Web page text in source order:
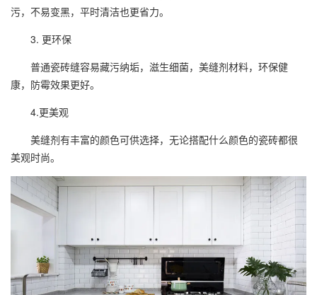
污，不易变黑，平时清洁也更省力。
3. 更环保
普通瓷砖缝容易藏污纳垢，滋生细菌，美缝剂材料，环保健
康，防霉效果更好。
4.更美观
美缝剂有丰富的颜色可供选择，无论搭配什么颜色的瓷砖都很
美观时尚。